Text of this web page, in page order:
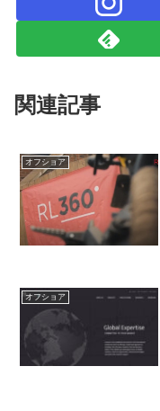
関連記事
オフショア
オフショア